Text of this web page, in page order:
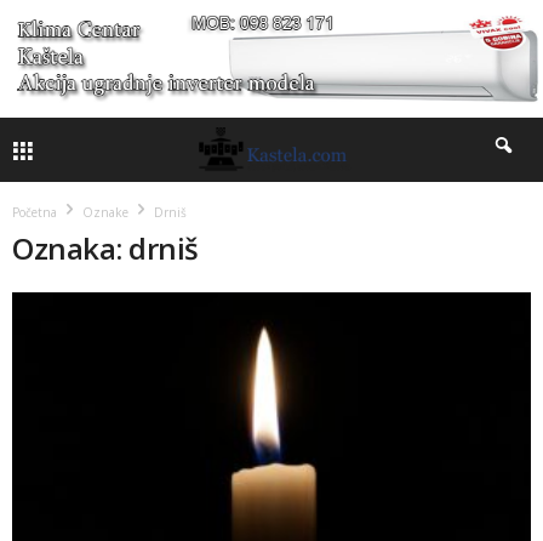
Početna Oznake Drniš
Oznaka: drniš